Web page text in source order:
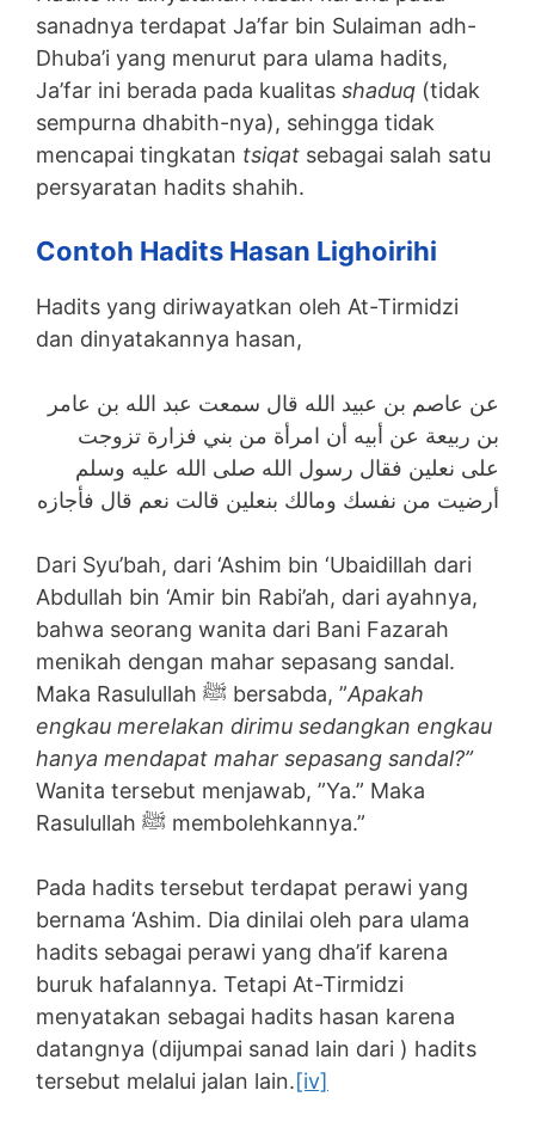
sanadnya terdapat Ja’far bin Sulaiman adh-
Dhuba’i yang menurut para ulama hadits,
Ja’far ini berada pada kualitas shaduq (tidak
sempurna dhabith-nya), sehingga tidak
mencapai tingkatan tsiqat sebagai salah satu
persyaratan hadits shahih.
Contoh Hadits Hasan Lighoirihi
Hadits yang diriwayatkan oleh At-Tirmidzi
dan dinyatakannya hasan,
بن ربيعة عن أبيه أن امرأة من بني فزارة تزوجت
على نعلين فقال رسول الله صلى الله عليه وسلم
أرضيت من نفسك ومالك بنعلين قالت نعم قال فأجازه
Dari Syu’bah, dari ‘Ashim bin ‘Ubaidillah dari
Abdullah bin ‘Amir bin Rabi’ah, dari ayahnya,
bahwa seorang wanita dari Bani Fazarah
menikah dengan mahar sepasang sandal.
Maka Rasulullah ﷺ bersabda, ”Apakah
engkau merelakan dirimu sedangkan engkau
hanya mendapat mahar sepasang sandal?”
Wanita tersebut menjawab, ”Ya.” Maka
Rasulullah ﷺ membolehkannya.”
Pada hadits tersebut terdapat perawi yang
bernama ‘Ashim. Dia dinilai oleh para ulama
hadits sebagai perawi yang dha’if karena
buruk hafalannya. Tetapi At-Tirmidzi
menyatakan sebagai hadits hasan karena
datangnya (dijumpai sanad lain dari ) hadits
tersebut melalui jalan lain.[iv]